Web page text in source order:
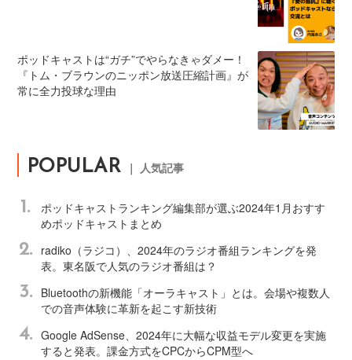
ポッドキャストは“ガチ”でやらなきゃダメー！
『トム・ブラウンのニッポン放送圧縮計画』が
常に全力投球な理由
POPULAR ｜ 人気記事
1.
ポッドキャストランキング編集部が選ぶ2024年1月おすす
めポッドキャストまとめ
2.
radiko（ラジコ）、2024年のラジオ番組ランキングを発
表。東名阪で人気のラジオ番組は？
3.
Bluetoothの新機能「オーラキャスト」とは。会場や複数人
での音声体験に革新を起こす新技術
4. Google AdSense、2024年に大幅な収益モデル変更を実施
すると発表。課金方式をCPCからCPM型へ